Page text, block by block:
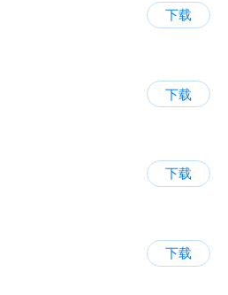
下载
下载
下载
下载